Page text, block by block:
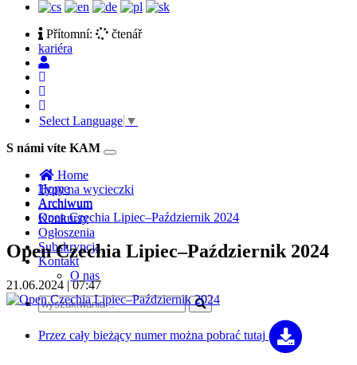
Přítomní:
čtenář
kariéra
Select Language ▼
S námi víte KAM
Toggle
Home
Typy na wycieczki
Archiwum
Konkursy
Ogłoszenia
Subskrypcja
Kontakt
O nas
Home
Archiwum
Open Czechia Lipiec–Październik 2024
Open Czechia Lipiec–Październik 2024
21.06.2024 | 07:47
Przez cały bieżący numer można pobrać tutaj